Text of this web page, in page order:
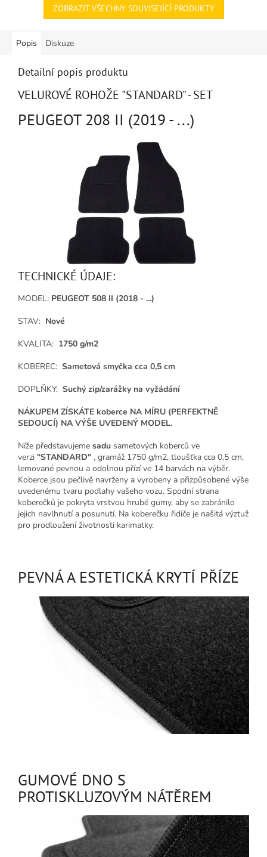
ZOBRAZIT VŠECHNY SOUVISEJÍCÍ PRODUKTY
Popis Diskuze
Detailní popis produktu
VELUROVÉ ROHOŽE "STANDARD" - SET
PEUGEOT 208 II (2019 - ...)
TECHNICKÉ ÚDAJE:
MODEL: PEUGEOT 508 II (2018 - ...)
STAV: Nové
KVALITA: 1750 g/m2
KOBEREC: Sametová smyčka cca 0,5 cm
DOPLŇKY: Suchý zip/zarážky na vyžádání
NÁKUPEM ZÍSKÁTE koberce NA MÍRU (PERFEKTNĚ
SEDOUCÍ) NA VÝŠE UVEDENÝ MODEL.
Níže představujeme sadu sametových koberců ve
verzi "STANDARD" , gramáž 1750 g/m2, tloušťka cca 0,5 cm,
lemované pevnou a odolnou přízí ve 14 barvách na výběr.
Koberce jsou pečlivě navrženy a vyrobeny a přizpůsobené výše
uvedenému tvaru podlahy vašeho vozu. Spodní strana
koberečků je pokryta vrstvou hrubé gumy, aby se zabránilo
jejich navlhnutí a posunutí. Na koberečku řidiče je našitá výztuž
pro prodloužení životnosti karimatky.
PEVNÁ A ESTETICKÁ KRYTÍ PŘÍZE
GUMOVÉ DNO S
PROTISKLUZOVÝM NÁTĚREM